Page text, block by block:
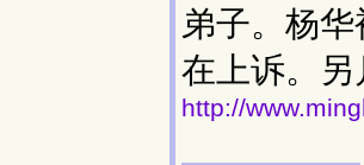
弟子。杨
在上诉。
http://